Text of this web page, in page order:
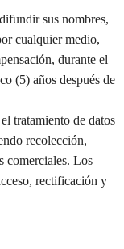
sus nombres,
cualquier medio,
durante el
(5) años después de
tratamiento de datos
recolección,
comerciales. Los
rectificación y